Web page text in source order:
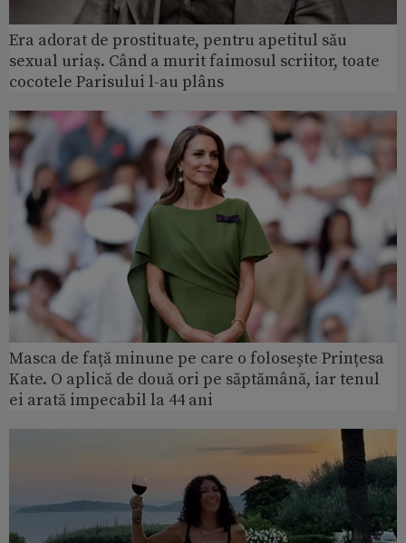
Era adorat de prostituate, pentru apetitul său
sexual uriaș. Când a murit faimosul scriitor, toate
cocotele Parisului l-au plâns
Masca de față minune pe care o folosește Prințesa
Kate. O aplică de două ori pe săptămână, iar tenul
ei arată impecabil la 44 ani